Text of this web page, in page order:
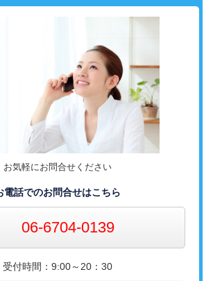
お気軽にお問合せください
電話でのお問合せはこちら
06-6704-0139
受付時間：9:00～20：30